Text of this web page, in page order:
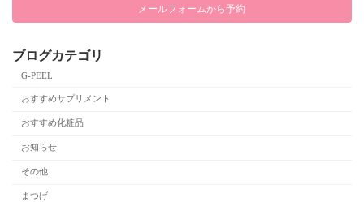
メールフォームから予約
ブログカテゴリ
G-PEEL
おすすめサプリメント
おすすめ化粧品
お知らせ
その他
まつげ